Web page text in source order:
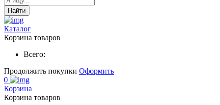
Найти
Каталог
Корзина товаров
Всего:
Продолжить покупки Оформить
0
Корзина
Корзина товаров